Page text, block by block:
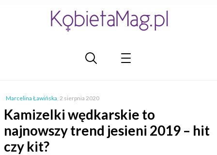
Marcelina Ławińska, 2 sierpnia 2020
Kamizelki wędkarskie to
najnowszy trend jesieni 2019 – hit
czy kit?